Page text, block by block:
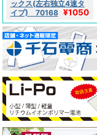
ックス(左右独立4速タ
イプ) 70168 ¥1050